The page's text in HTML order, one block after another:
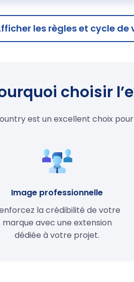
les règles et cycle
choisir
est un excellent choix
Image professionnelle
la crédibilité de votre
marque avec une extension
dédiée à votre projet.